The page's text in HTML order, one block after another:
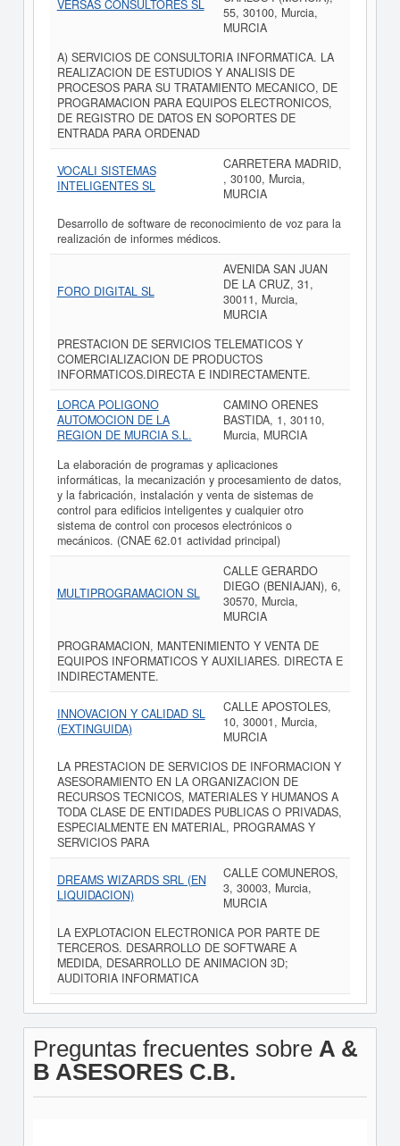
VERSAS CONSULTORES SL
55, 30100, Murcia,
MURCIA
A) SERVICIOS DE CONSULTORIA INFORMATICA. LA
REALIZACION DE ESTUDIOS Y ANALISIS DE
PROCESOS PARA SU TRATAMIENTO MECANICO, DE
PROGRAMACION PARA EQUIPOS ELECTRONICOS,
DE REGISTRO DE DATOS EN SOPORTES DE
ENTRADA PARA ORDENAD
VOCALI SISTEMAS
INTELIGENTES SL
CARRETERA MADRID,
, 30100, Murcia,
MURCIA
Desarrollo de software de reconocimiento de voz para la
realización de informes médicos.
FORO DIGITAL SL
AVENIDA SAN JUAN
DE LA CRUZ, 31,
30011, Murcia,
MURCIA
PRESTACION DE SERVICIOS TELEMATICOS Y
COMERCIALIZACION DE PRODUCTOS
INFORMATICOS.DIRECTA E INDIRECTAMENTE.
LORCA POLIGONO
AUTOMOCION DE LA
REGION DE MURCIA S.L.
CAMINO ORENES
BASTIDA, 1, 30110,
Murcia, MURCIA
La elaboración de programas y aplicaciones
informáticas, la mecanización y procesamiento de datos,
y la fabricación, instalación y venta de sistemas de
control para edificios inteligentes y cualquier otro
sistema de control con procesos electrónicos o
mecánicos. (CNAE 62.01 actividad principal)
MULTIPROGRAMACION SL
CALLE GERARDO
DIEGO (BENIAJAN), 6,
30570, Murcia,
MURCIA
PROGRAMACION, MANTENIMIENTO Y VENTA DE
EQUIPOS INFORMATICOS Y AUXILIARES. DIRECTA E
INDIRECTAMENTE.
INNOVACION Y CALIDAD SL
(EXTINGUIDA)
CALLE APOSTOLES,
10, 30001, Murcia,
MURCIA
LA PRESTACION DE SERVICIOS DE INFORMACION Y
ASESORAMIENTO EN LA ORGANIZACION DE
RECURSOS TECNICOS, MATERIALES Y HUMANOS A
TODA CLASE DE ENTIDADES PUBLICAS O PRIVADAS,
ESPECIALMENTE EN MATERIAL, PROGRAMAS Y
SERVICIOS PARA
DREAMS WIZARDS SRL (EN
LIQUIDACION)
CALLE COMUNEROS,
3, 30003, Murcia,
MURCIA
LA EXPLOTACION ELECTRONICA POR PARTE DE
TERCEROS. DESARROLLO DE SOFTWARE A
MEDIDA, DESARROLLO DE ANIMACION 3D;
AUDITORIA INFORMATICA
Preguntas frecuentes sobre A &
B ASESORES C.B.